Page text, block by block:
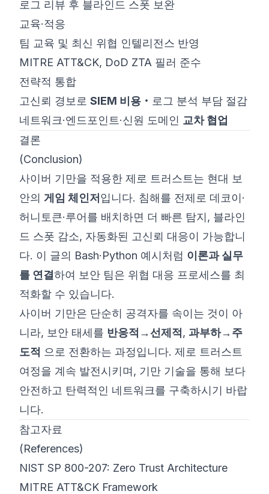
로그 리뷰 후 블라인드 스폿 보완
교육·적응
팀 교육 및 최신 위협 인텔리전스 반영
MITRE ATT&CK, DoD ZTA 필러 준수
전략적 통합
고신뢰 경보로 SIEM 비용 ‧로그 분석 부담 절감
네트워크·엔드포인트·신원 도메인 교차 협업
결론
(Conclusion)
사이버 기만을 적용한 제로 트러스트는 현대 보
안의 게임 체인저 입니다. 침해를 전제로 데코이·
허니토큰·루어를 배치하면 더 빠른 탐지, 블라인
드 스폿 감소, 자동화된 고신뢰 대응이 가능합니
다. 이 글의 Bash·Python 예시처럼 이론과 실무
를 연결하여 보안 팀은 위협 대응 프로세스를 최
적화할 수 있습니다.
사이버 기만은 단순히 공격자를 속이는 것이 아
니라, 보안 태세를 반응적→선제적 , 과부하→주
도적 으로 전환하는 과정입니다. 제로 트러스트
여정을 계속 발전시키며, 기만 기술을 통해 보다
안전하고 탄력적인 네트워크를 구축하시기 바랍
니다.
참고자료
(References)
NIST SP 800-207: Zero Trust Architecture
MITRE ATT&CK Framework